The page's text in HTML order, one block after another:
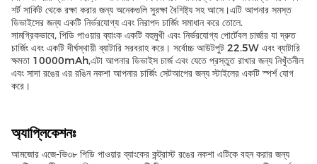
শর্ট সার্কিট থেকে রক্ষা করার জন্য অনেকগুলি সুরক্ষা বৈশিষ্ট্য সহ আসে।এটি আপনার সমস্ত
ডিভাইসের জন্য একটি নির্ভরযোগ্য এবং নিরাপদ চার্জিং সমাধান করে তোলে.
সামগ্রিকভাবে, পিডি পাওয়ার ব্যাংক একটি বহুমুখী এবং নির্ভরযোগ্য পোর্টেবল চার্জার যা দ্রুত
চার্জিং এবং একটি দীর্ঘস্থায়ী ব্যাটারি সরবরাহ করে। সর্বোচ্চ আউটপুট 22.5W এবং ব্যাটারি
ক্ষমতা 10000mAh,এটা আপনার ডিভাইস চার্জ এবং যেতে প্রস্তুত রাখার জন্য নিখুঁতনীল
এবং সাদা রঙের এর রঙিন নকশা আপনার চার্জিং সেটআপের জন্য স্টাইলের একটি স্পর্শ যোগ
করে।
অ্যাপ্লিকেশনঃ
আমজোর এজে-ভি৩৮ পিডি পাওয়ার ব্যাংকের কন্ট্রাস্ট রঙের নকশা এটিকে বহন করার জন্য